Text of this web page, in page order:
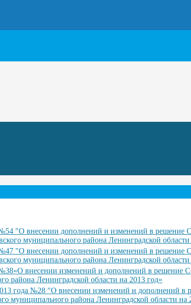
"О внесении дополнений и изменений в решение
муниципального района Ленинградской области
"О внесении дополнений и изменений в решение
муниципального района Ленинградской области
внесении изменений и дополнений в решение
района Ленинградской области на 2013 год»
года №28 "О внесении изменений и дополнений в
муниципального района Ленинградской области на